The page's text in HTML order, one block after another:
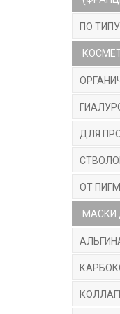
ПО
ДЛЯ
ОТ
МАСКИ